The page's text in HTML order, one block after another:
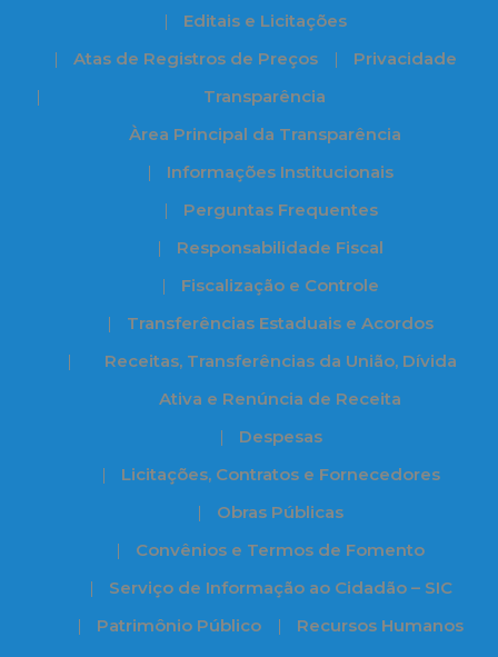
Editais e Licitações
Atas de Registros de Preços
Privacidade
Transparência
Àrea Principal da Transparência
Informações Institucionais
Perguntas Frequentes
Responsabilidade Fiscal
Fiscalização e Controle
Transferências Estaduais e Acordos
Receitas, Transferências da União, Dívida
Ativa e Renúncia de Receita
Despesas
Licitações, Contratos e Fornecedores
Obras Públicas
Convênios e Termos de Fomento
Serviço de Informação ao Cidadão – SIC
Patrimônio Público
Recursos Humanos